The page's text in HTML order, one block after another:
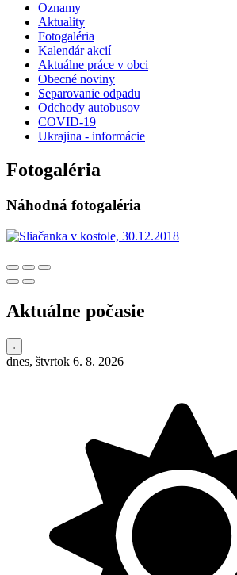
Oznamy
Aktuality
Fotogaléria
Kalendár akcií
Aktuálne práce v obci
Obecné noviny
Separovanie odpadu
Odchody autobusov
COVID-19
Ukrajina - informácie
Fotogaléria
Náhodná fotogaléria
Aktuálne počasie
dnes, štvrtok 6. 8. 2026